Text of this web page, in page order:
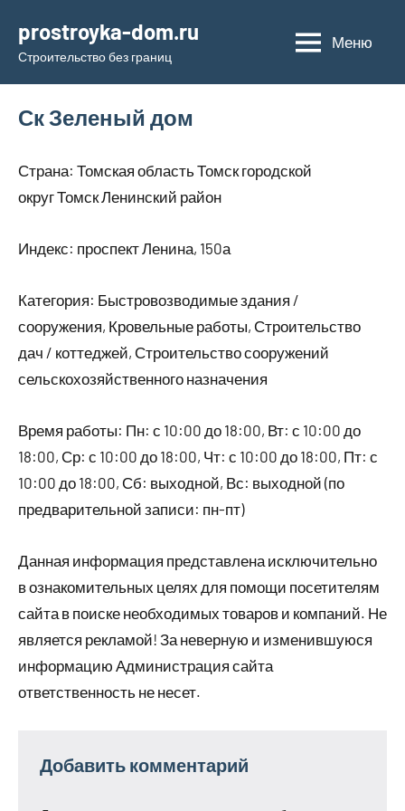
содержимому
prostroyka-dom.ru
Строительство без границ
Меню
Ск Зеленый дом
Страна: Томская область Томск городской
округ Томск Ленинский район
Индекс: проспект Ленина, 150а
Категория: Быстровозводимые здания /
сооружения, Кровельные работы, Строительство
дач / коттеджей, Строительство сооружений
сельскохозяйственного назначения
Время работы: Пн: с 10:00 до 18:00, Вт: с 10:00 до
18:00, Ср: с 10:00 до 18:00, Чт: с 10:00 до 18:00, Пт: с
10:00 до 18:00, Сб: выходной, Вс: выходной (по
предварительной записи: пн-пт)
Данная информация представлена исключительно
в ознакомительных целях для помощи посетителям
сайта в поиске необходимых товаров и компаний. Не
является рекламой! За неверную и изменившуюся
информацию Администрация сайта
ответственность не несет.
Добавить комментарий